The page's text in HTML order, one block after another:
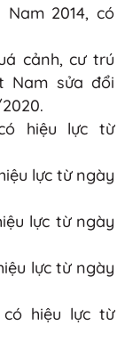
2014, có
cảnh, cư trú
Nam sửa đổi
hiệu lực từ
lực từ ngày
lực từ ngày
lực từ ngày
hiệu lực từ